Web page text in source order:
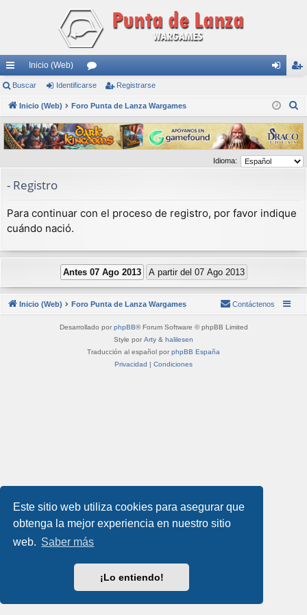
Este sitio web utiliza cookies para asegurar que
obtenga la mejor experiencia en nuestro sitio
web. Saber más
¡Lo entiendo!
nl
ac
es
rá
pi
do
s
Inicio (Web)
or
os nti
fic
ar
se
ist
ra
rs
e
Buscar Identificarse Registrarse
Inicio (Web) Foro Punta de Lanza Wargames
s
c
a
Idioma:
- Registro
Para continuar con el proceso de registro, por favor indique
cuándo nació.
Inicio (Web) Foro Punta de Lanza Wargames Contáctenos
Desarrollado por phpBB® Forum Software © phpBB Limited
Style por Arty & halilesen
Traducción al español por phpBB España
Privacidad | Condiciones